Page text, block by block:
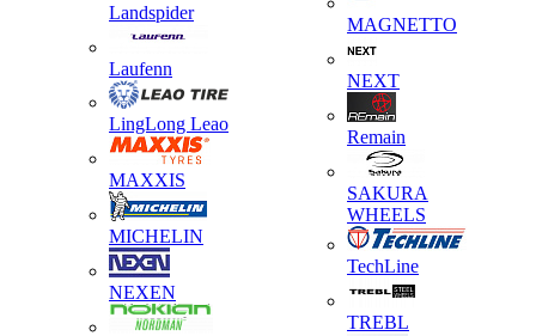
Landspider
Laufenn
LingLong Leao
MAXXIS
MICHELIN
NEXEN
MAGNETTO
NEXT
Remain
SAKURA
WHEELS
TechLine
TREBL